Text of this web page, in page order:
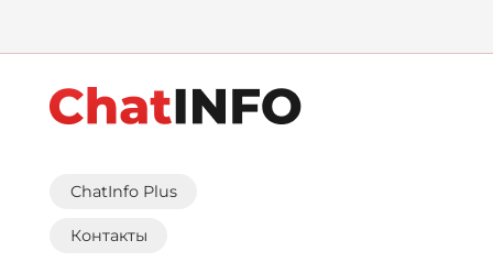
ChatInfo Plus
Контакты